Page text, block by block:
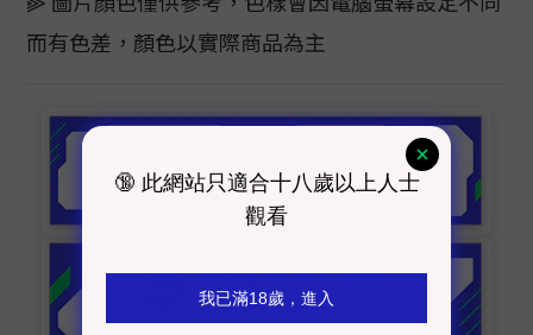
而有色差，顏色以實際商品為主